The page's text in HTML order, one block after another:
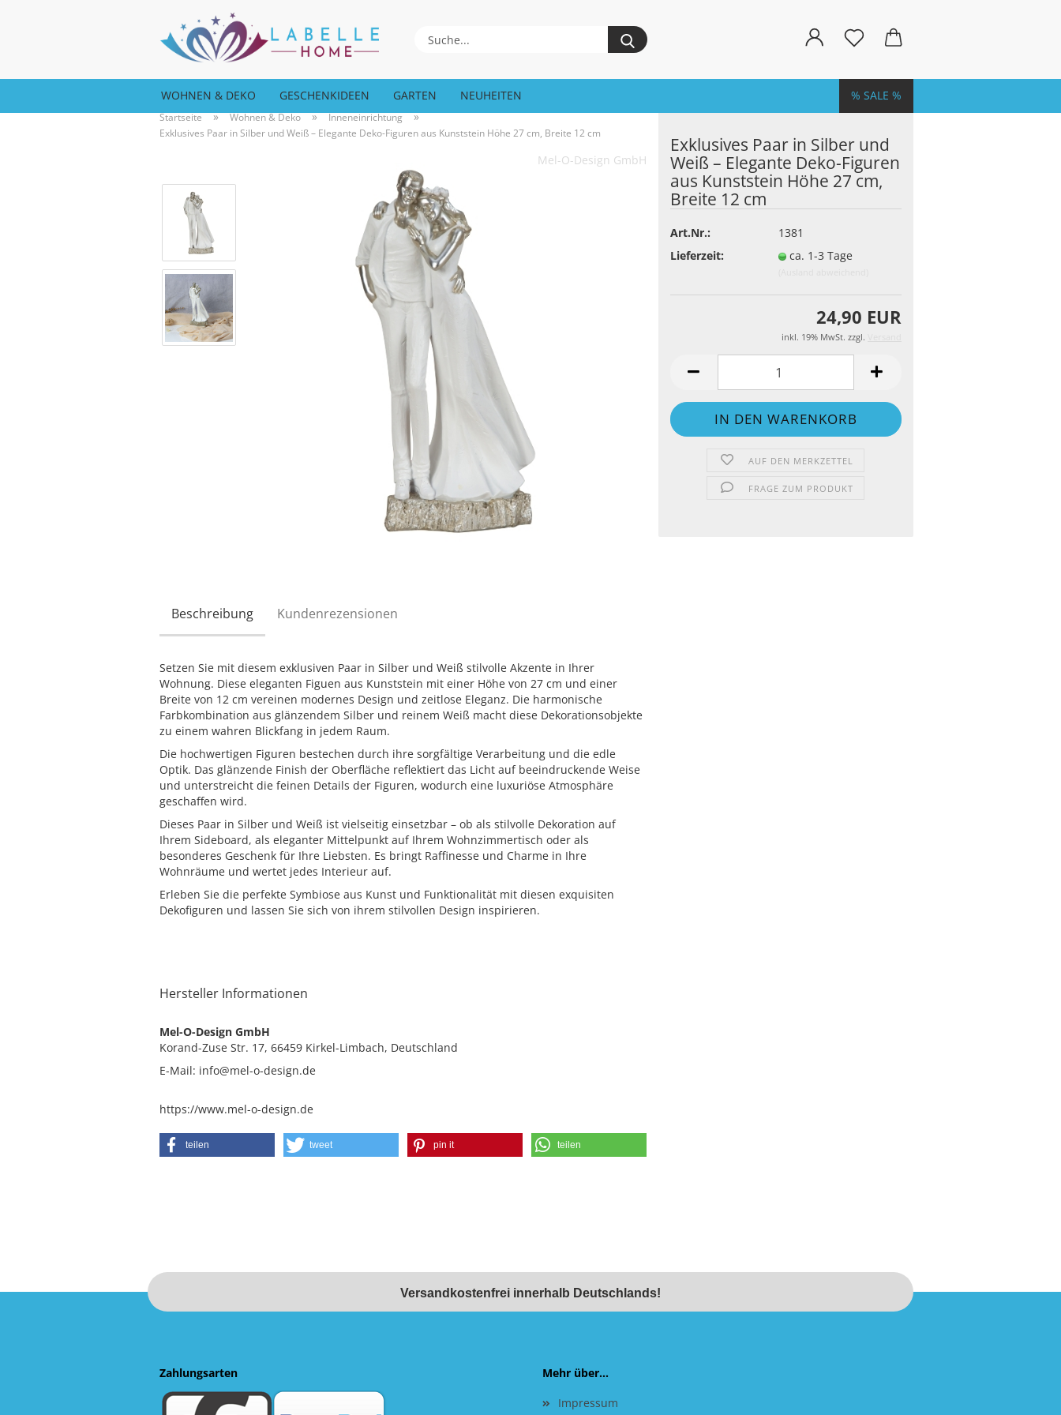
Suche...
WOHNEN & DEKO GESCHENKIDEEN GARTEN NEUHEITEN % SALE %
Startseite » Wohnen & Deko » Inneneinrichtung »
Exklusives Paar in Silber und Weiß – Elegante Deko-Figuren aus Kunststein Höhe 27 cm, Breite 12 cm
Mel-O-Design GmbH
Exklusives Paar in Silber und
Weiß – Elegante Deko-Figuren
aus Kunststein Höhe 27 cm,
Breite 12 cm
Art.Nr.:
1381
Lieferzeit:
ca. 1-3 Tage
24,90 EUR
inkl. 19% MwSt. zzgl.
AUF DEN MERKZETTEL
FRAGE ZUM PRODUKT
Beschreibung Kundenrezensionen
Setzen Sie mit diesem exklusiven Paar in Silber und Weiß stilvolle Akzente in Ihrer
Wohnung. Diese eleganten Figuen aus Kunststein mit einer Höhe von 27 cm und einer
Breite von 12 cm vereinen modernes Design und zeitlose Eleganz. Die harmonische
Farbkombination aus glänzendem Silber und reinem Weiß macht diese Dekorationsobjekte
zu einem wahren Blickfang in jedem Raum.
Die hochwertigen Figuren bestechen durch ihre sorgfältige Verarbeitung und die edle
Optik. Das glänzende Finish der Oberfläche reflektiert das Licht auf beeindruckende Weise
und unterstreicht die feinen Details der Figuren, wodurch eine luxuriöse Atmosphäre
geschaffen wird.
Dieses Paar in Silber und Weiß ist vielseitig einsetzbar – ob als stilvolle Dekoration auf
Ihrem Sideboard, als eleganter Mittelpunkt auf Ihrem Wohnzimmertisch oder als
besonderes Geschenk für Ihre Liebsten. Es bringt Raffinesse und Charme in Ihre
Wohnräume und wertet jedes Interieur auf.
Erleben Sie die perfekte Symbiose aus Kunst und Funktionalität mit diesen exquisiten
Dekofiguren und lassen Sie sich von ihrem stilvollen Design inspirieren.
Hersteller Informationen
Mel-O-Design GmbH
Korand-Zuse Str. 17, 66459 Kirkel-Limbach, Deutschland
E-Mail: info@mel-o-design.de
https://www.mel-o-design.de
teilen tweet pin it teilen
Versandkostenfrei innerhalb Deutschlands!
Zahlungsarten
Mehr über...
Impressum